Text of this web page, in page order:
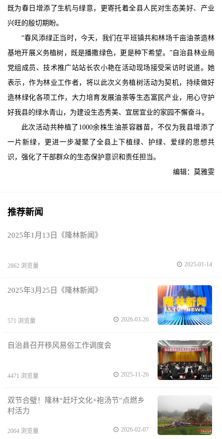
既为春日增添了生机与绿意，更寄托着全县人民对生态美好、产业
兴旺的殷切期盼。
“春风添绿正当时，今天，我们在平班镇共和林场千亩油茶造林
基地开展义务植树，既是播撒绿色，更是种下希望。”自治县林业局
党组成员、技术推广站站长农小艳在活动现场接受采访时说道。她
表示，作为林业工作者，将以此次义务植树活动为契机，持续做好
造林绿化各项工作，大力培育发展油茶等生态富民产业，用心守护
好我县的绿水青山，为建设生态秀美、宜居宜业的家园不懈奋斗。
此次活动共种植了1000余株生油茶容器苗，不仅为我县增添了
一片新绿，更进一步凝聚了全县上下植绿、护绿、爱绿的思想共
识，强化了干部群众的生态保护意识和责任担当。
编辑：莫雅雯
推荐新闻
2025年1月13日《隆林新闻》
2862 浏览量 2025-01-14
2025年3月25日《隆林新闻》
571 浏览量 2026-03-26
自治县召开移风易俗工作调度会
4471 浏览量 2025-11-26
双节合璧！隆林“赶圩文化+袍汤节”点燃乡
村活力
2004 浏览量 2026-02-07